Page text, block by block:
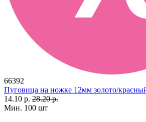
66392
Пуговица на ножке 12мм золото/
14.10 р. 28.20 р.
Мин. 100 шт